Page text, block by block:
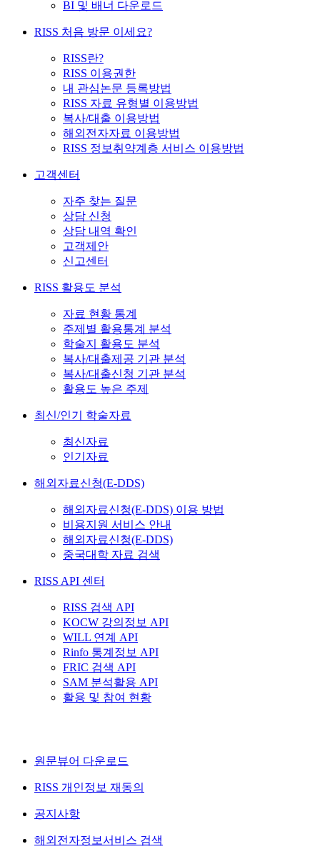
BI 및 배너 다운로드
RISS 처음 방문 이세요?
RISS란?
RISS 이용권한
내 관심논문 등록방법
RISS 자료 유형별 이용방법
복사/대출 이용방법
해외전자자료 이용방법
RISS 정보취약계층 서비스 이용방법
고객센터
자주 찾는 질문
상담 신청
상담 내역 확인
고객제안
신고센터
RISS 활용도 분석
자료 현황 통계
주제별 활용통계 분석
학술지 활용도 분석
복사/대출제공 기관 분석
복사/대출신청 기관 분석
활용도 높은 주제
최신/인기 학술자료
최신자료
인기자료
해외자료신청(E-DDS)
해외자료신청(E-DDS) 이용 방법
비용지원 서비스 안내
해외자료신청(E-DDS)
중국대학 자료 검색
RISS API 센터
RISS 검색 API
KOCW 강의정보 API
WILL 연계 API
Rinfo 통계정보 API
FRIC 검색 API
SAM 분석활용 API
활용 및 참여 현황
원문뷰어 다운로드
RISS 개인정보 재동의
공지사항
해외전자정보서비스 검색